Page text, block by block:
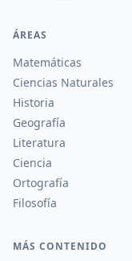
ÁREAS
Matemáticas
Ciencias Naturales
Historia
Geografía
Literatura
Ciencia
Ortografía
Filosofía
MÁS CONTENIDO